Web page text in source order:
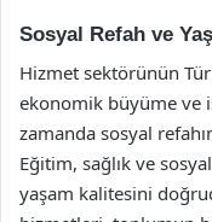
Sosyal Refah ve
Hizmet sektörünün
ekonomik büyüme ve
zamanda sosyal
Eğitim, sağlık ve
yaşam kalitesini